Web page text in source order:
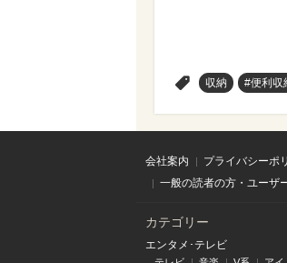
収納 #便利収
会社案内 プライバシーポ
一般の読者の方・ユーザ
カテゴリー
エンタメ･テレビ